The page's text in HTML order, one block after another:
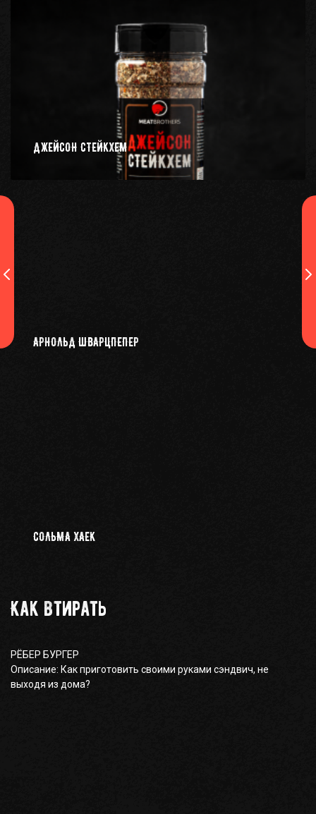
ДЖЕЙСОН СТЕЙКХЕМ
АРНОЛЬД ШВАРЦПЕПЕР
СОЛЬМА ХАЕК
Как втирать
РЁБЕР БУРГЕР
Описание: Как приготовить своими руками сэндвич, не
выходя из дома?